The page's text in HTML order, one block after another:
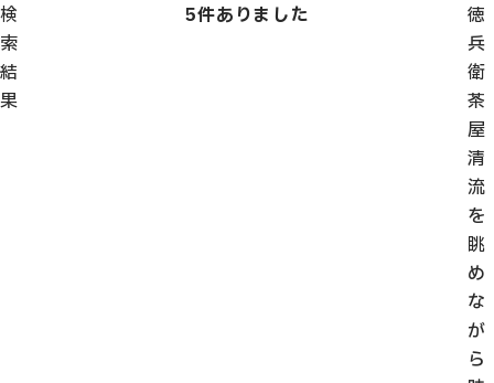
検
索
結
果
5件ありました
徳
兵
衛
茶
屋
清
流
を
眺
め
な
が
ら